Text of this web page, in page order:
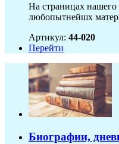
На страницах нашего
любопытнейшх
Артикул: 44-020
Перейти
Биографии,